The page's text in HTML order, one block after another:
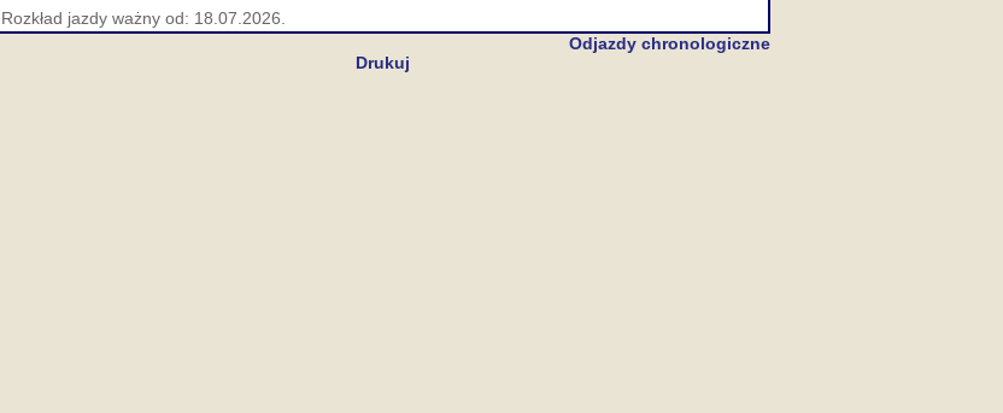
Rozkład jazdy ważny od: 18.07.2026.
Odjazdy chronologiczne
Drukuj